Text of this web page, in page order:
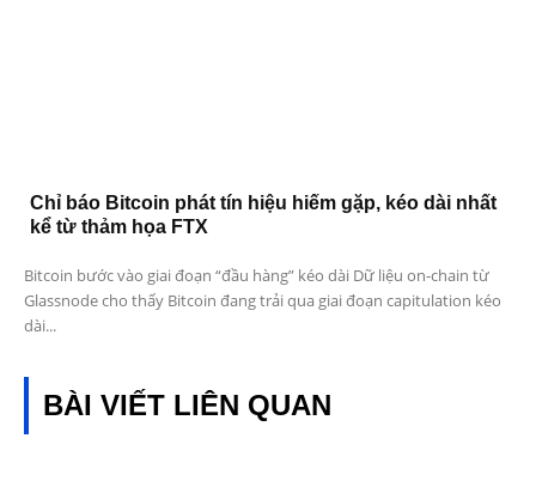
Chỉ báo Bitcoin phát tín hiệu hiếm gặp, kéo dài nhất
kể từ thảm họa FTX
Bitcoin bước vào giai đoạn “đầu hàng” kéo dài Dữ liệu on-chain từ
Glassnode cho thấy Bitcoin đang trải qua giai đoạn capitulation kéo
dài...
BÀI VIẾT LIÊN QUAN